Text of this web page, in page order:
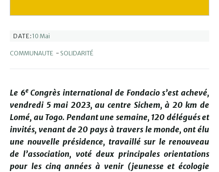
DATE:10 Mai
COMMUNAUTE - SOLIDARITÉ
Le 6eCongrès international de Fondacio s’est achevé,
vendredi 5 mai 2023, au centre Sichem, à 20 km de
Lomé, au Togo. Pendant une semaine, 120 délégués et
invités, venant de 20 pays à travers le monde, ont élu
une nouvelle présidence, travaillé sur le renouveau
de l’association, voté deux principales orientations
pour les cinq années à venir (jeunesse et écologie